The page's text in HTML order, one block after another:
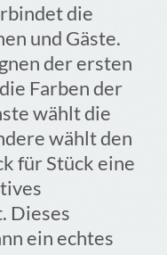
die
und Gäste.
der ersten
Farben der
wählt die
wählt den
für Stück eine
Dieses
ein echtes